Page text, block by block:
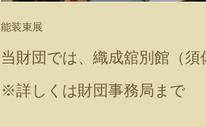
能装束展
当財団では、織成舘別館（須
※詳しくは財団事務局まで